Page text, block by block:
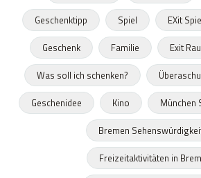
Geschenktipp
Spiel EXit
Geschenk
Familie Exit
Was soll ich schenken?
Geschenidee
Kino
München
Bremen
Freizeitaktivitäten in